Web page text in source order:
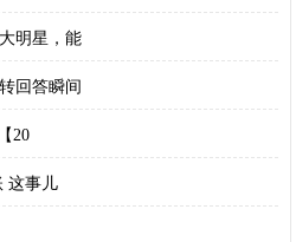
明星，能
回答瞬间
20
这事儿